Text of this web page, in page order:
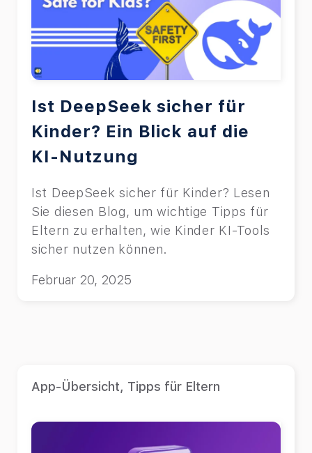
Ist DeepSeek sicher für
Kinder? Ein Blick auf die
KI-Nutzung
Ist DeepSeek sicher für Kinder? Lesen
Sie diesen Blog, um wichtige Tipps für
Eltern zu erhalten, wie Kinder KI-Tools
sicher nutzen können.
Februar 20, 2025
App-Übersicht, Tipps für Eltern